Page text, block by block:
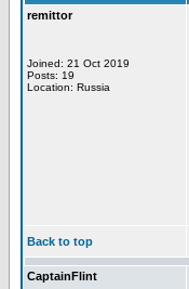
remittor
Joined: 21 Oct 2019
Posts: 19
Location: Russia
Back to top
CaptainFlint